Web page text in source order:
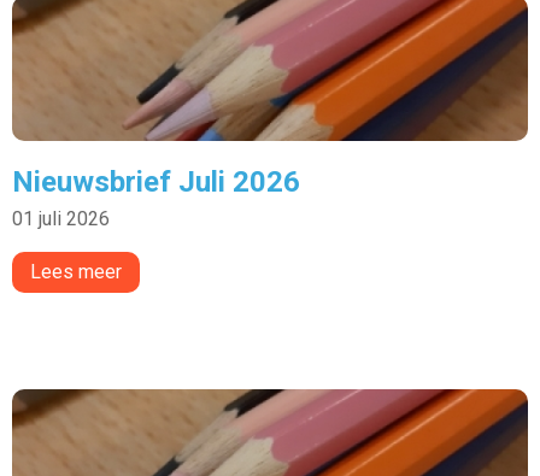
Nieuwsbrief Juli 2026
01 juli 2026
Lees meer